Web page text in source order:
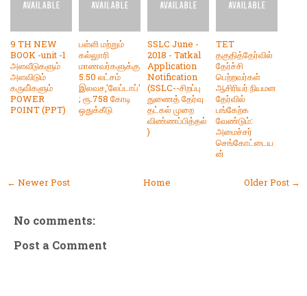
9 TH NEW
BOOK -unit -1
அளவீடுகளும்
அளவிடும்
கருவி்களும்
POWER
POINT (PPT)
பள்ளி மற்றும்
கல்லுாரி
மாணவர்களுக்கு
5.50 லட்சம்
இலவச,'லேப்டாப்'
; ரூ.758 கோடி
ஒதுக்கீடு
SSLC June -
2018 - Tatkal
Application
Notification
(SSLC--சிறப்பு
துணைத் தேர்வு
தட்கல் முறை
விண்ணப்பித்தல்
)
TET
தகுதித்தேர்வில்
தேர்ச்சி
பெற்றவர்கள்
ஆசிரியர் நியமன
தேர்வில்
பங்கேற்க
வேண்டும்:
அமைச்சர்
செங்கோட்டைய
ன்
← Newer Post Older Post →
Home
No comments:
Post a Comment